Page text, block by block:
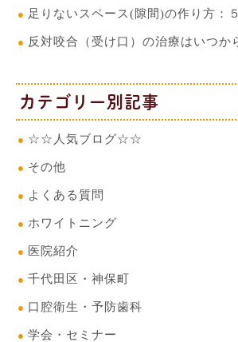
足りないスペース(隙間)の作り方：
反対咬合（受け口）の治療はいつか
カテゴリー別記事
☆☆人気ブログ☆☆
その他
よくある質問
ホワイトニング
医院紹介
千代田区・神保町
口腔衛生・予防歯科
学会・セミナー